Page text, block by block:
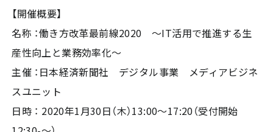
【開催概要】
名称 ：働き方改革最前線2020 ～IT活用で推進する生
産性向上と業務効率化～
主催 ：日本経済新聞社 デジタル事業 メディアビジネ
スユニット
日時 ： 2020年1月30日（木）13:00～17:20（受付開始